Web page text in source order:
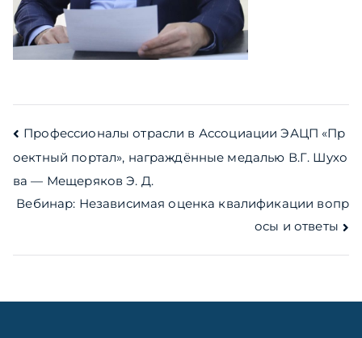
Навигация
по
записям
Профессионалы отрасли в Ассоциации ЭАЦП «Пр
оектный портал», награждённые медалью В.Г. Шухо
ва — Мещеряков Э. Д.
Вебинар: Независимая оценка квалификации вопр
осы и ответы